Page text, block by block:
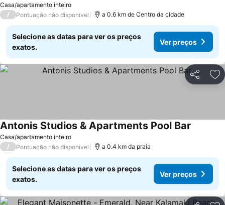
Casa/apartamento inteiro
/ Pontuação não disponível a 0.6 km de Centro da cidade
Selecione as datas para ver os preços
exatos.
Ver preços
Partilhar
Casa/apartamento inteiro
Antonis Studios & Apartments Pool Bar
/ Pontuação não disponível a 0.4 km da praia
Selecione as datas para ver os preços
exatos.
Ver preços